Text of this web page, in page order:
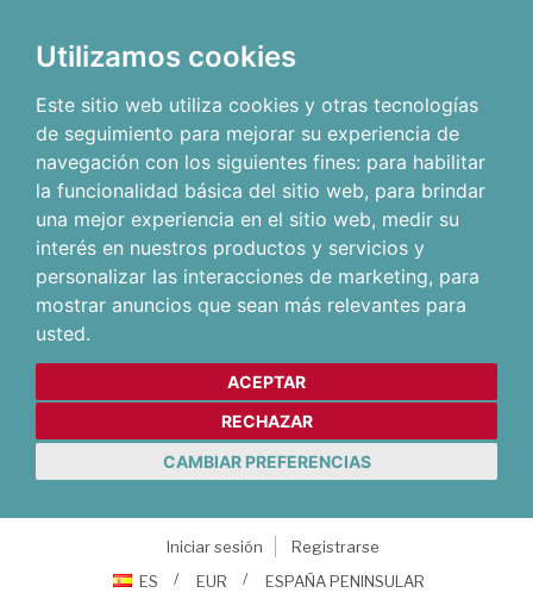
Utilizamos cookies
Este sitio web utiliza cookies y otras tecnologías
de seguimiento para mejorar su experiencia de
navegación con los siguientes fines: para habilitar
la funcionalidad básica del sitio web, para brindar
una mejor experiencia en el sitio web, medir su
interés en nuestros productos y servicios y
personalizar las interacciones de marketing, para
mostrar anuncios que sean más relevantes para
usted.
ACEPTAR
RECHAZAR
CAMBIAR PREFERENCIAS
Iniciar sesión
Registrarse
ES
EUR ESPAÑA PENINSULAR